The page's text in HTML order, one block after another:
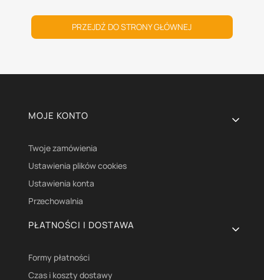
PRZEJDŹ DO STRONY GŁÓWNEJ
Linki w stopce
MOJE KONTO
Twoje zamówienia
Ustawienia plików cookies
Ustawienia konta
Przechowalnia
PŁATNOŚCI I DOSTAWA
Formy płatności
Czas i koszty dostawy